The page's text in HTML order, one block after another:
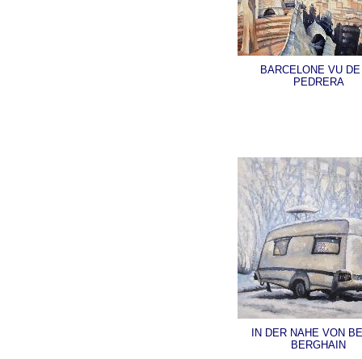
BARCELONE VU
PEDRERA
IN DER NAHE VON
BERGHAIN